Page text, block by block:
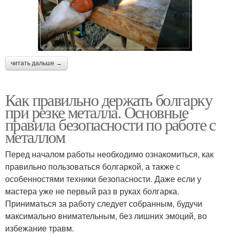
читать дальше →
Как правильно держать болгарку
при резке металла. Основные
правила безопасности по работе с
металлом
Перед началом работы необходимо ознакомиться, как
правильно пользоваться болгаркой, а также с
особенностями техники безопасности. Даже если у
мастера уже не первый раз в руках болгарка.
Приниматься за работу следует собранным, будучи
максимально внимательным, без лишних эмоций, во
избежание травм.